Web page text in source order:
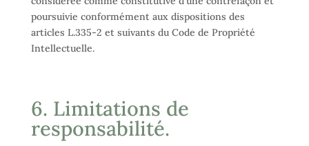
poursuivie conformément aux dispositions des
articles L.335-2 et suivants du Code de Propriété
Intellectuelle.
6. Limitations de
responsabilité.